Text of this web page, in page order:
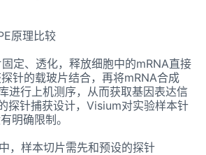
原理比较
定、透化，释放细胞中的mRNA直接
针的载玻片结合，再将mRNA合成
进行上机测序，从而获取基因表达信
探针捕获设计，Visium对实验样本针
明确限制。
，样本切片需先和预设的探针